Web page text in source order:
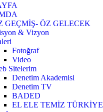
GEÇMİŞ- ÖZ GELECEK
& Vizyon
Fotoğraf
Video
Sitelerim
Denetim Akademisi
Denetim TV
BADED
EL ELE TEMİZ TÜRKİYE